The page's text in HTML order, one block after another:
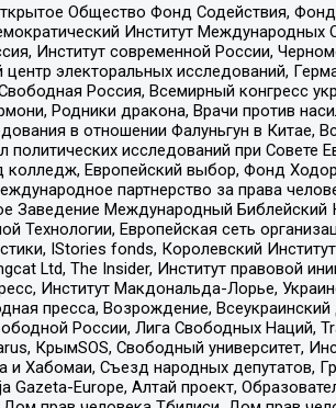
Общество Фонд Содействия,
Институт Международных
Институт современной России,
электоральных исследований,
Россия, Всемирный конгресс
Родники дракона, Врачи против
в отношении Фалуньгун в Китае,
исследований при Совете
колледж, Европейский выбор, Фонд
партнерство за права
Заведение Международный
Технологии, Европейская сеть
IStories fonds, Королевский
Ltd, The Insider, Институт правовой
Институт Макдональда-Лорье,
пресса, Возрождение,
России, Лига Свободных Наций,
КрымSOS, Свободный университет,
Хабомаи, Съезд народных депутатов,
Gazeta-Europe, Алтай проект,